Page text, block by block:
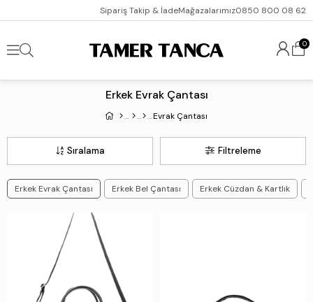
Sipariş Takip & İadeMağazalarımız0850 800 08 62
0
Erkek Evrak Çantası
Evrak Çantası
Filtreleme
Sıralama
Erkek Evrak Çantası Erkek Bel Çantası Erkek Cüzdan & Kartlık